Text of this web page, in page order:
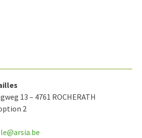
13 – 4761 ROCHERATH
2